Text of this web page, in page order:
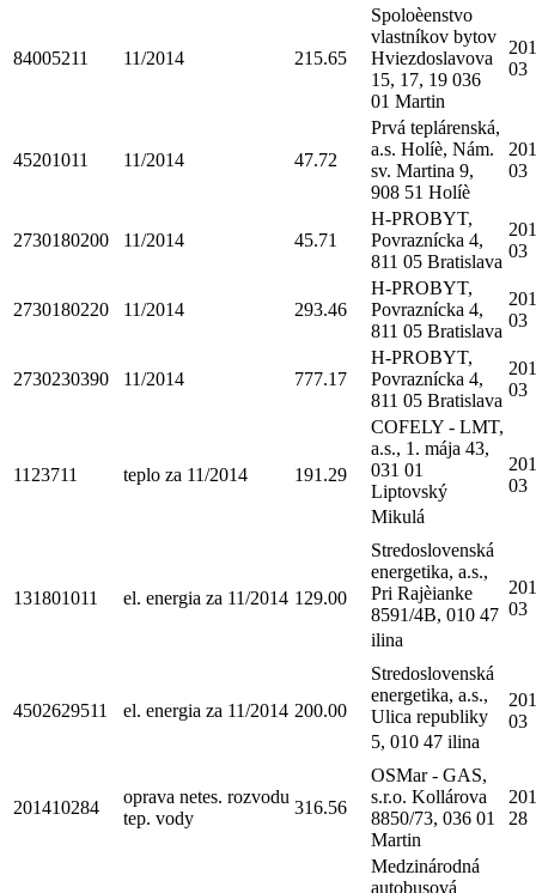
84005211 11/2014 215.65
Spoloèenstvo
vlastníkov bytov
Hviezdoslavova
15, 17, 19 036
01 Martin
03
45201011 11/2014 47.72
Prvá teplárenská,
a.s. Holíè, Nám.
sv. Martina 9,
908 51 Holíè
03
2730180200 11/2014 45.71
H-PROBYT,
Povraznícka 4,
811 05 Bratislava
03
2730180220 11/2014 293.46
H-PROBYT,
Povraznícka 4,
811 05 Bratislava
03
2730230390 11/2014 777.17
H-PROBYT,
Povraznícka 4,
811 05 Bratislava
03
1123711 teplo za 11/2014 191.29
COFELY - LMT,
a.s., 1. mája 43,
031 01
Liptovský
Mikulá
03
131801011 el. energia za 11/2014 129.00
Stredoslovenská
energetika, a.s.,
Pri Rajèianke
8591/4B, 010 47
ilina
03
4502629511 el. energia za 11/2014 200.00
Stredoslovenská
energetika, a.s.,
Ulica republiky
5, 010 47 ilina
03
201410284
oprava netes. rozvodu
tep. vody
316.56
OSMar - GAS,
s.r.o. Kollárova
8850/73, 036 01
Martin
28
Medzinárodná
autobusová